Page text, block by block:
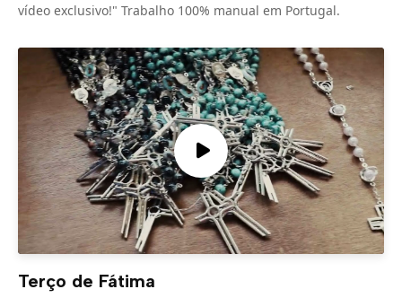
vídeo exclusivo!" Trabalho 100% manual em Portugal.
Terço de Fátima